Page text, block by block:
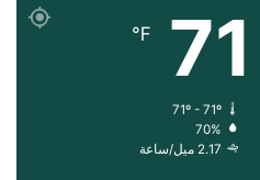
71
℉
71º - 71º
70%
2.17 ميل/ساعة